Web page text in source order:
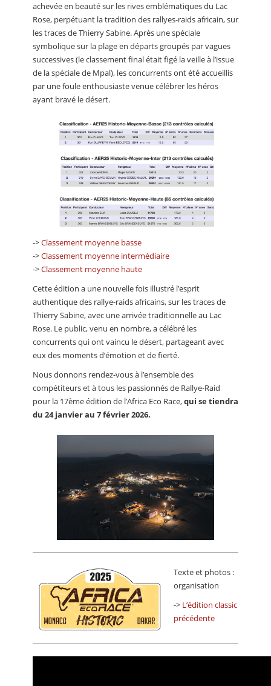
achevée en beauté sur les rives emblématiques du Lac
Rose, perpétuant la tradition des rallyes-raids africain, sur
les traces de Thierry Sabine. Après une spéciale
symbolique sur la plage en départs groupés par vagues
successives (le classement final était figé la veille à l’issue
de la spéciale de Mpal), les concurrents ont été accueillis
par une foule enthousiaste venue célébrer les héros
ayant bravé le désert.
->Classement moyenne basse
->Classement moyenne intermédiaire
->Classement moyenne haute
Cette édition a une nouvelle fois illustré l’esprit
authentique des rallye-raids africains, sur les traces de
Thierry Sabine, avec une arrivée traditionnelle au Lac
Rose. Le public, venu en nombre, a célébré les
concurrents qui ont vaincu le désert, partageant avec
eux des moments d’émotion et de fierté.
Nous donnons rendez-vous à l’ensemble des
compétiteurs et à tous les passionnés de Rallye-Raid
pour la 17ème édition de l’Africa Eco Race,qui se tiendra
du 24 janvier au 7 février 2026.
Texte et photos :
organisation
-> L’édition classic
précédente